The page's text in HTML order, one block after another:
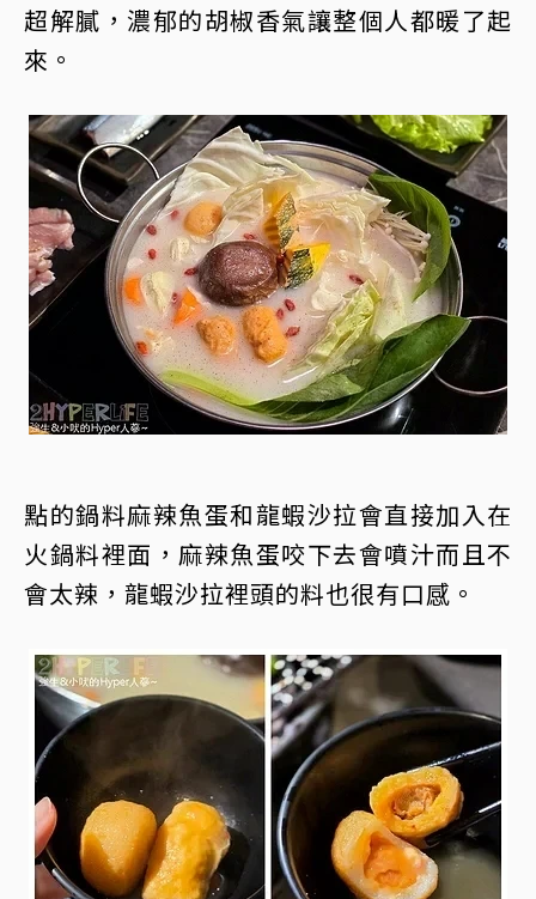
超解膩，濃郁的胡椒香氣讓整個人都暖了起
來。
點的鍋料麻辣魚蛋和龍蝦沙拉會直接加入在
火鍋料裡面，麻辣魚蛋咬下去會噴汁而且不
會太辣，龍蝦沙拉裡頭的料也很有口感。